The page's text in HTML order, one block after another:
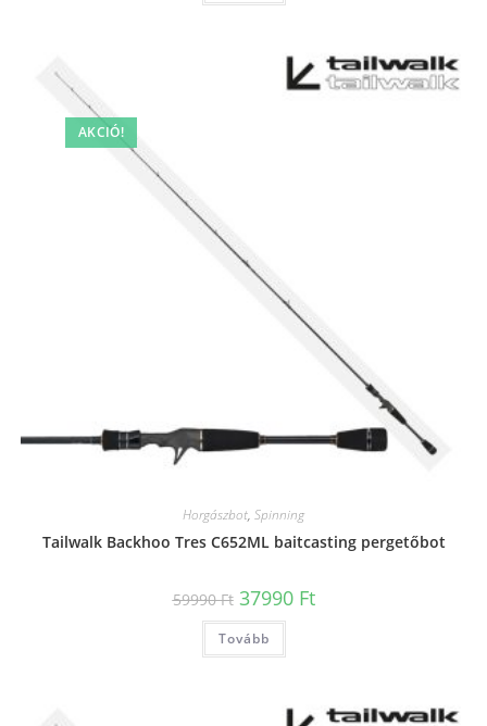
AKCIÓ!
Horgászbot, Spinning
Tailwalk Backhoo Tres C652ML baitcasting pergetőbot
59990Ft Original
price
was:
59990 Ft.
37990 FtCurrent
price
Tovább